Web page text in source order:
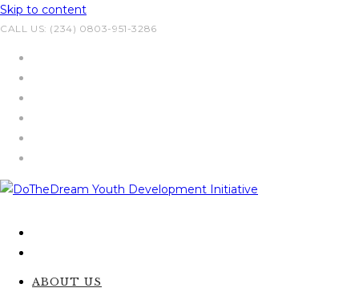
Skip to content
CALL US: (234) 0803-951-3286
ABOUT US